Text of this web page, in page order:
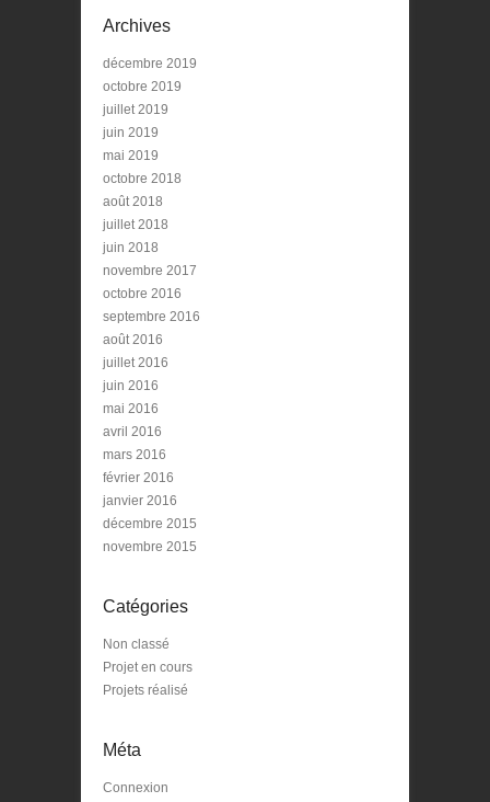
Archives
décembre 2019
octobre 2019
juillet 2019
juin 2019
mai 2019
octobre 2018
août 2018
juillet 2018
juin 2018
novembre 2017
octobre 2016
septembre 2016
août 2016
juillet 2016
juin 2016
mai 2016
avril 2016
mars 2016
février 2016
janvier 2016
décembre 2015
novembre 2015
Catégories
Non classé
Projet en cours
Projets réalisé
Méta
Connexion